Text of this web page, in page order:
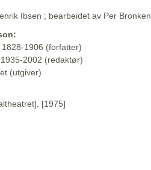
Ibsen ; bearbeidet av Per Bronken
1906 (forfatter)
2002 (redaktør)
(utgiver)
[1975]